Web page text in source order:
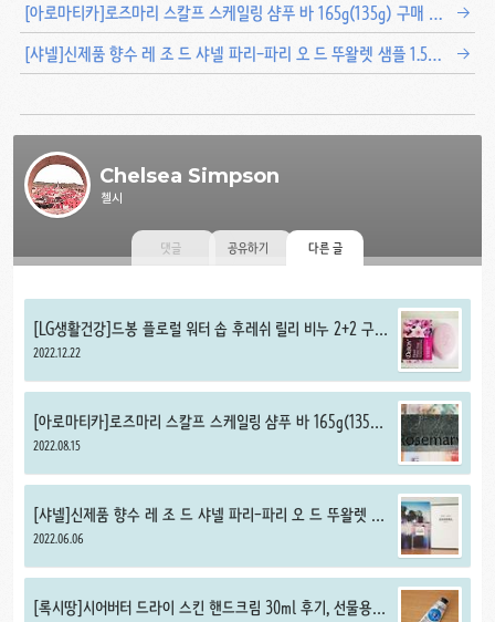
[아로마티카]로즈마리 스칼프 스케일링 샴푸 바 165g(135g) 구매 후기, 말끔하고 순한 고체 샴푸 추천
[샤넬]신제품 향수 레 조 드 샤넬 파리-파리 오 드 뚜왈렛 샘플 1.5ml 후기, 잔향 좋은 여름 향수 추천
Chelsea Simpson
첼시
댓글 공유하기 다른 글
[LG생활건강]드봉 플로럴 워터 솝 후레쉬 릴리 비누 2+2 구매
후기, 방향제로 쓸 수 있을 정도로 향이 진한 비누 추천
2022.12.22
[아로마티카]로즈마리 스칼프 스케일링 샴푸 바 165g(135g)
구매 후기, 말끔하고 순한 고체 샴푸 추천
2022.08.15
[샤넬]신제품 향수 레 조 드 샤넬 파리-파리 오 드 뚜왈렛 샘
플 1.5ml 후기, 잔향 좋은 여름 향수 추천
2022.06.06
[록시땅]시어버터 드라이 스킨 핸드크림 30ml 후기, 선물용